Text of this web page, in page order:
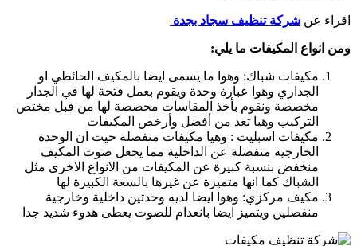
اقراء عن شركة تنظيف سجاد بجدة
ومن انواع المكيفات ما يلي:
مكيفات شباك: وهوا ما يسمى ايضا بالمكيف الحائطي او
الجداري وهوا عبارة وحدة ويقوم بعمل فتحة لها في الجدار
مخصصة ونقوم بأخذ المقاسات محصصة لها من قبل مختص
التركيب وهيا تعد من أفضل وأرخص المكيفات
مكيفات اسبليت : وهيا مكيفات منفصلة حيث ان الوحدة
الخارجية منفصلة عن الداخلية مما يجعل صوت المكيف
منخفض بنسبة كبيرة عن المكيفات من الانواع الاخرى مثل
الشباك كما انها متميزة عن غيرها بالسعة الكبيرة لها
مكيف مركزي: وهوا ايضا لديه وحدتين داخلية وخارجية
منفصلين ويتميز ايضا بانعدام للصوت يعطى هدوء شديد جدا